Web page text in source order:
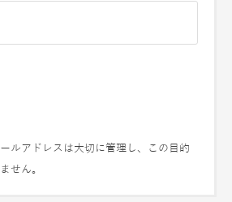
ルアドレスは大切に管理し、この目的
せん。